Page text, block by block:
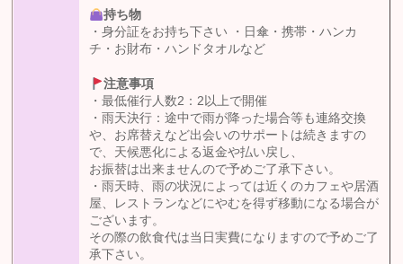
持ち物
・身分証をお持ち下さい ・日傘・携帯・ハンカ
チ・お財布・ハンドタオルなど
注意事項
・最低催行人数2：2以上で開催
・雨天決行：途中で雨が降った場合等も連絡交換
や、お席替えなど出会いのサポートは続きますの
で、天候悪化による返金や払い戻し、
お振替は出来ませんので予めご了承下さい。
・雨天時、雨の状況によっては近くのカフェや居酒
屋、レストランなどにやむを得ず移動になる場合が
ございます。
その際の飲食代は当日実費になりますので予めご了
承下さい。